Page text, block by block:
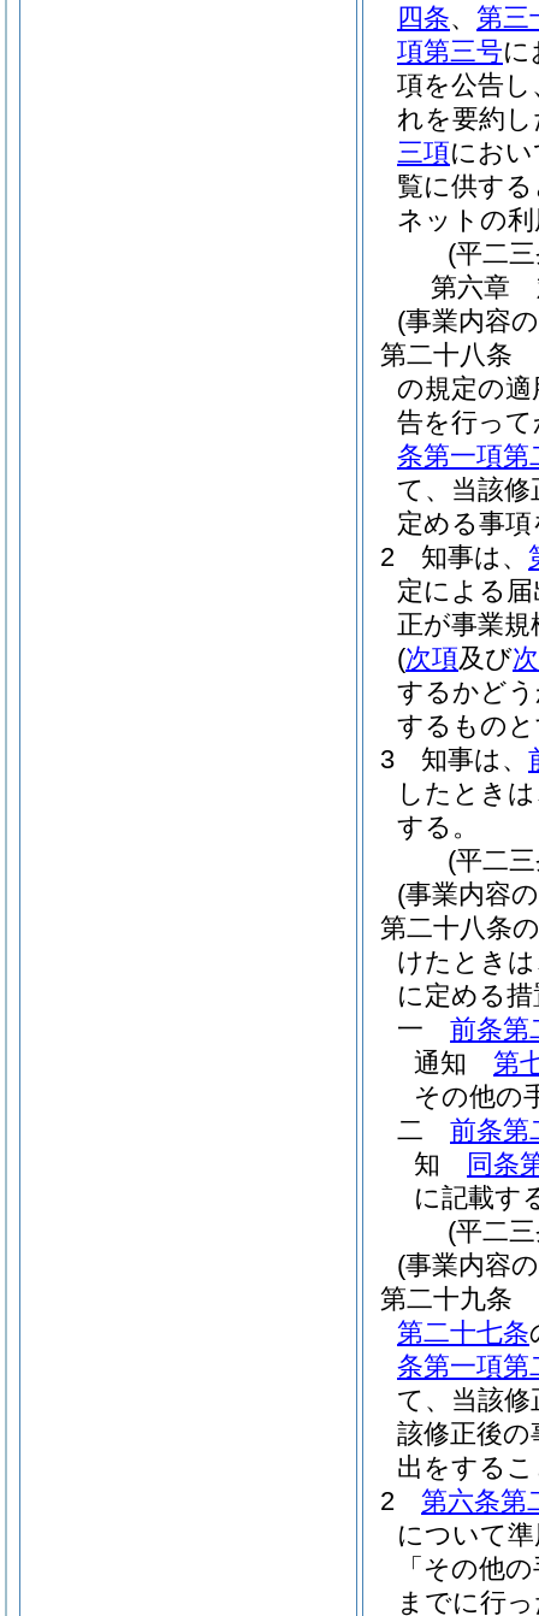
四条、 第三
項第三号に
項を公告
れを要約
三項にお
覧に供す
ネットの
(平二
第六章
(事業内容
第二十八条
の規定の
告を行っ
条第一項第
て、当該
定める事
2
知事は、
定による
正が事業
(次項及び
するかど
するもの
3
知事は、
したとき
する。
(平二
(事業内容
第二十八条
けたとき
に定める
一
前条第
通知 第
その他の
二
前条第
知
同条
に記載す
(平二
(事業内容
第二十九条
第二十七条
条第一項第
て、当該
該修正後
出をする
2
第六条第
について
「その他
までに行